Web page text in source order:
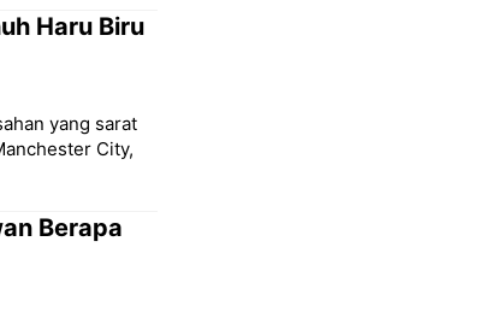
Haru Biru
yang sarat
City,
Berapa